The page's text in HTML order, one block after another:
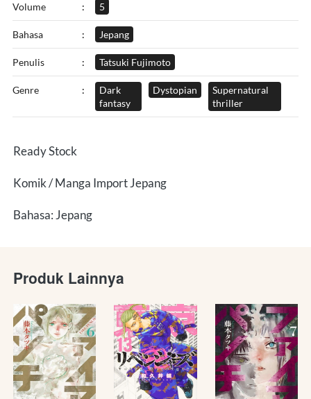
Volume : 5
Bahasa : Jepang
Penulis : Tatsuki Fujimoto
Genre :
Dark
fantasy
Dystopian
Supernatural
thriller
Ready Stock
Komik / Manga Import Jepang
Bahasa: Jepang
Produk Lainnya